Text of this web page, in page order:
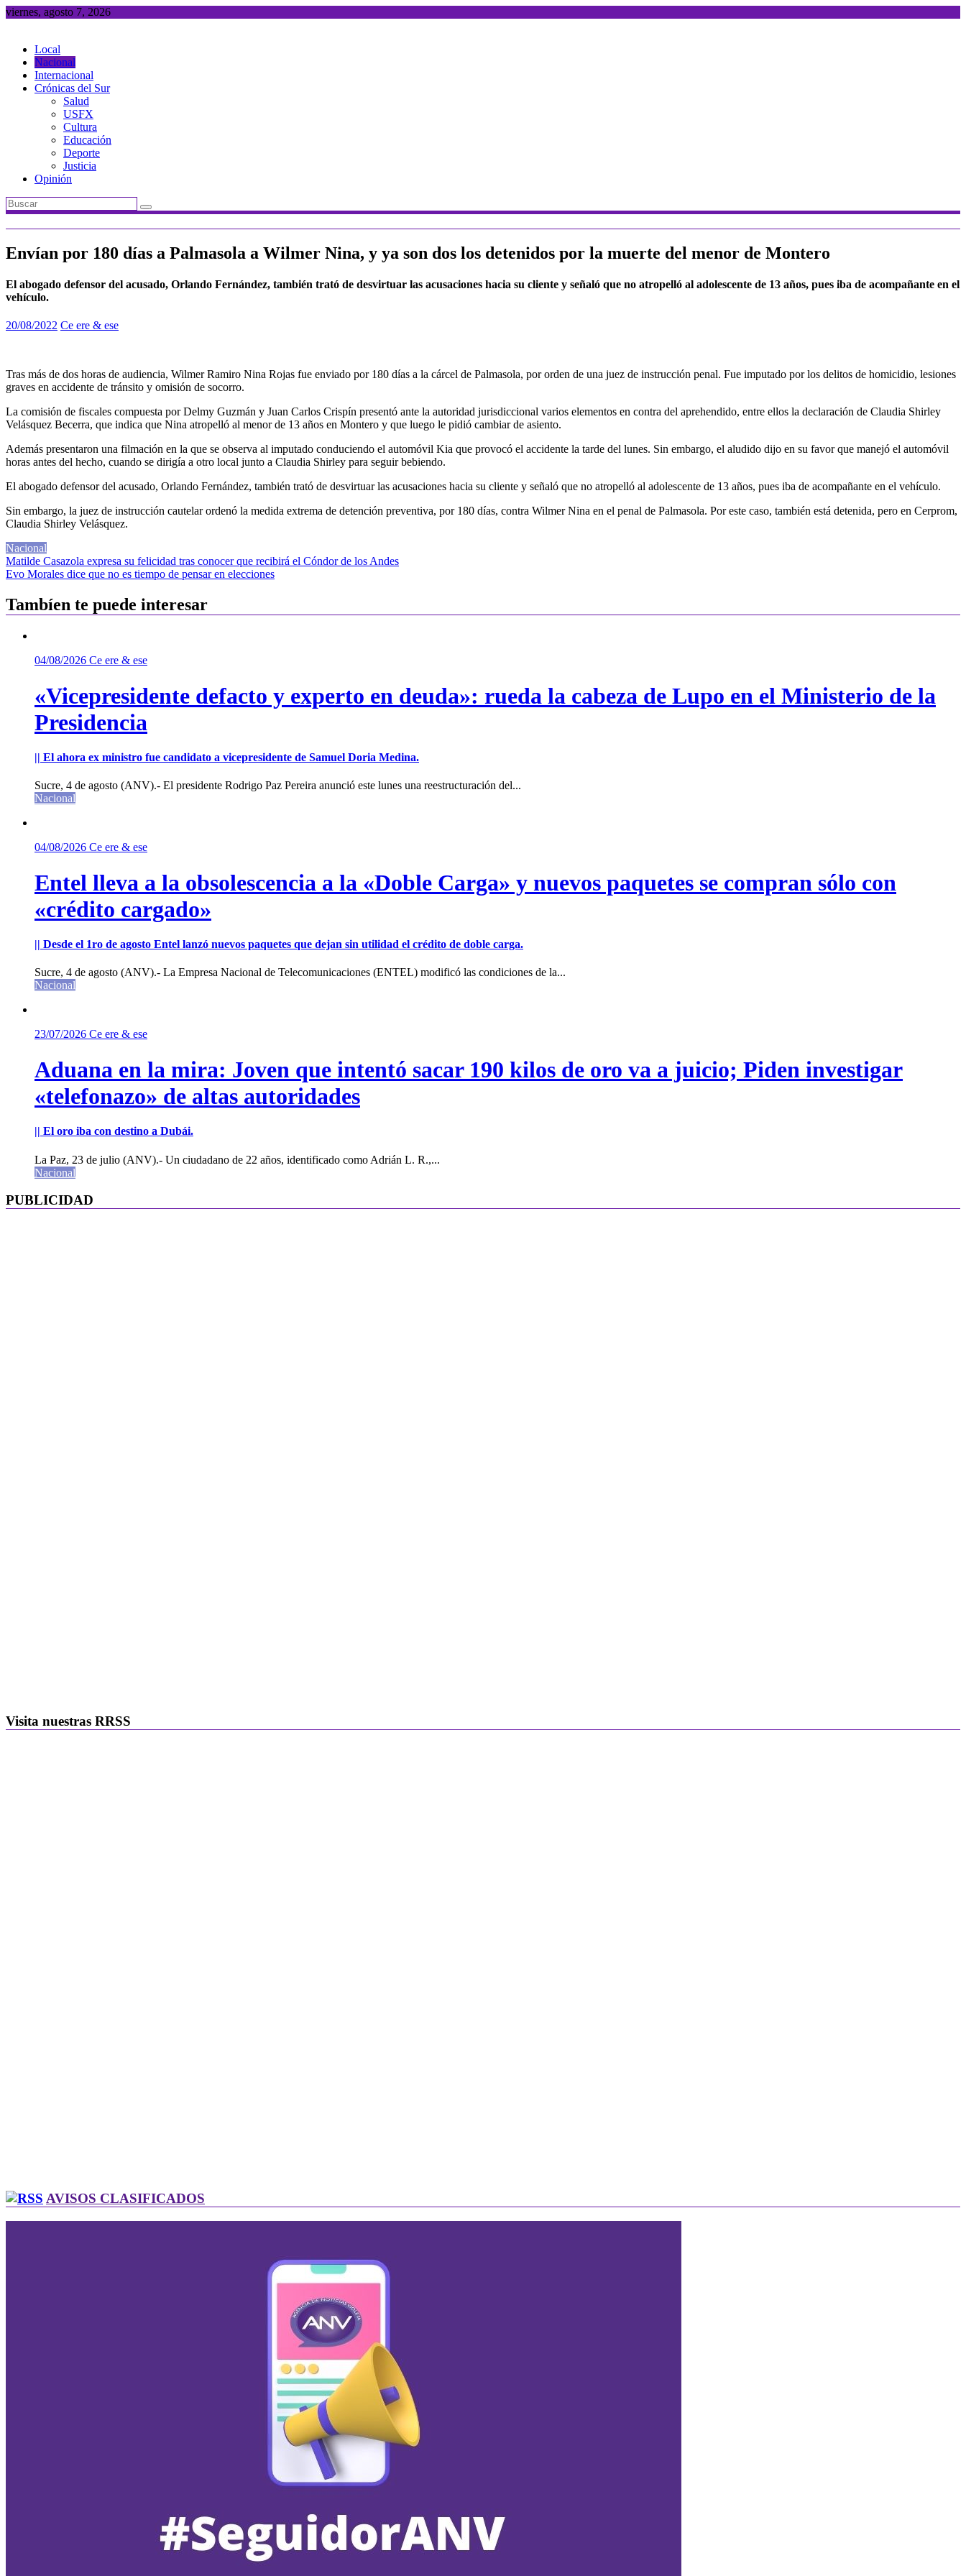
Saltar
viernes, agosto 7, 2026
Local
Nacional
Internacional
Crónicas del Sur
Salud
USFX
Cultura
Educación
Deporte
Justicia
Opinión
Envían por 180 días a Palmasola a Wilmer Nina, y ya son dos los detenidos por la muerte del menor de Montero
El abogado defensor del acusado, Orlando Fernández, también trató de desvirtuar las acusaciones hacia su cliente y señaló que no atropelló al adolescente de 13 años, pues iba de acompañante en el
vehículo.
20/08/2022 Ce ere & ese
Tras más de dos horas de audiencia, Wilmer Ramiro Nina Rojas fue enviado por 180 días a la cárcel de Palmasola, por orden de una juez de instrucción penal. Fue imputado por los delitos de homicidio, lesiones
graves en accidente de tránsito y omisión de socorro.
La comisión de fiscales compuesta por Delmy Guzmán y Juan Carlos Crispín presentó ante la autoridad jurisdiccional varios elementos en contra del aprehendido, entre ellos la declaración de Claudia Shirley
Velásquez Becerra, que indica que Nina atropelló al menor de 13 años en Montero y que luego le pidió cambiar de asiento.
Además presentaron una filmación en la que se observa al imputado conduciendo el automóvil Kia que provocó el accidente la tarde del lunes. Sin embargo, el aludido dijo en su favor que manejó el automóvil
horas antes del hecho, cuando se dirigía a otro local junto a Claudia Shirley para seguir bebiendo.
El abogado defensor del acusado, Orlando Fernández, también trató de desvirtuar las acusaciones hacia su cliente y señaló que no atropelló al adolescente de 13 años, pues iba de acompañante en el vehículo.
Sin embargo, la juez de instrucción cautelar ordenó la medida extrema de detención preventiva, por 180 días, contra Wilmer Nina en el penal de Palmasola. Por este caso, también está detenida, pero en Cerprom,
Claudia Shirley Velásquez.
Nacional
Navegación
de
entradas
Matilde Casazola expresa su felicidad tras conocer que recibirá el Cóndor de los Andes
Evo Morales dice que no es tiempo de pensar en elecciones
Tambíen te puede interesar
04/08/2026 Ce ere & ese
«Vicepresidente defacto y experto en deuda»: rueda la cabeza de Lupo en el Ministerio de la
Presidencia
|| El ahora ex ministro fue candidato a vicepresidente de Samuel Doria Medina.
Sucre, 4 de agosto (ANV).- El presidente Rodrigo Paz Pereira anunció este lunes una reestructuración del...
Nacional
04/08/2026 Ce ere & ese
Entel lleva a la obsolescencia a la «Doble Carga» y nuevos paquetes se compran sólo con
«crédito cargado»
|| Desde el 1ro de agosto Entel lanzó nuevos paquetes que dejan sin utilidad el crédito de doble carga.
Sucre, 4 de agosto (ANV).- La Empresa Nacional de Telecomunicaciones (ENTEL) modificó las condiciones de la...
Nacional
23/07/2026 Ce ere & ese
Aduana en la mira: Joven que intentó sacar 190 kilos de oro va a juicio; Piden investigar
«telefonazo» de altas autoridades
|| El oro iba con destino a Dubái.
La Paz, 23 de julio (ANV).- Un ciudadano de 22 años, identificado como Adrián L. R.,...
Nacional
PUBLICIDAD
Visita nuestras RRSS
AVISOS CLASIFICADOS